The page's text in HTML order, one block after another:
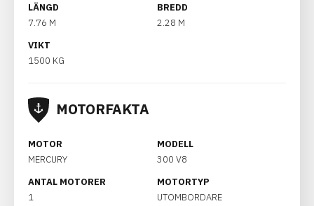
LÄNGD
7.76 M
BREDD
2.28 M
VIKT
1500 KG
MOTORFAKTA
MOTOR
MERCURY
MODELL
300 V8
ANTAL MOTORER
1
MOTORTYP
UTOMBORDARE